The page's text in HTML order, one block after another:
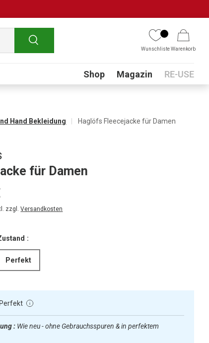
Suchen
WunschlisteWarenkorb
Submenu
Shop Magazin RE-USE
Hand Bekleidung Haglöfs Fleecejacke für Damen
für Damen
zzgl.Versandkosten
:
Perfekt
Perfekt
: Wie neu - ohne Gebrauchsspuren & in perfektem